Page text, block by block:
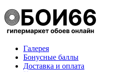
Галерея
Бонусные баллы
Доставка и оплата